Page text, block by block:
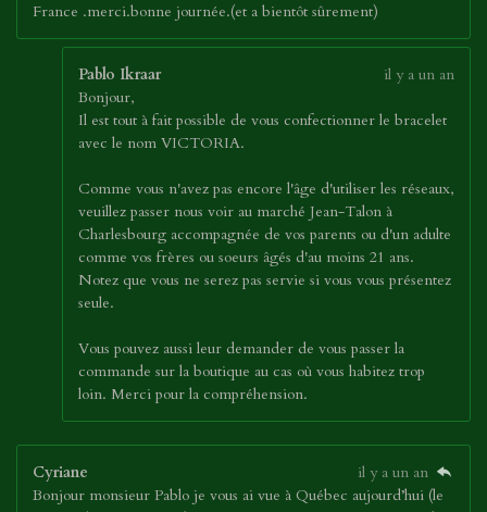
France .merci.bonne journée.(et a bientôt sûrement)
Pablo Ikraar
il y a un an
Bonjour,
Il est tout à fait possible de vous confectionner le bracelet
avec le nom VICTORIA.
Comme vous n'avez pas encore l'âge d'utiliser les réseaux,
veuillez passer nous voir au marché Jean-Talon à
Charlesbourg accompagnée de vos parents ou d'un adulte
comme vos frères ou soeurs âgés d'au moins 21 ans.
Notez que vous ne serez pas servie si vous vous présentez
seule.
Vous pouvez aussi leur demander de vous passer la
commande sur la boutique au cas où vous habitez trop
loin. Merci pour la compréhension.
Cyriane
il y a un an
Bonjour monsieur Pablo je vous ai vue à Québec aujourd’hui (le